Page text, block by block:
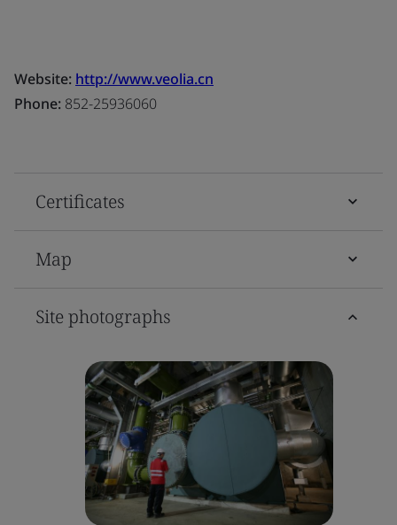
Website: http://www.veolia.cn
Phone: 852-25936060
Certificates
Map
Site photographs